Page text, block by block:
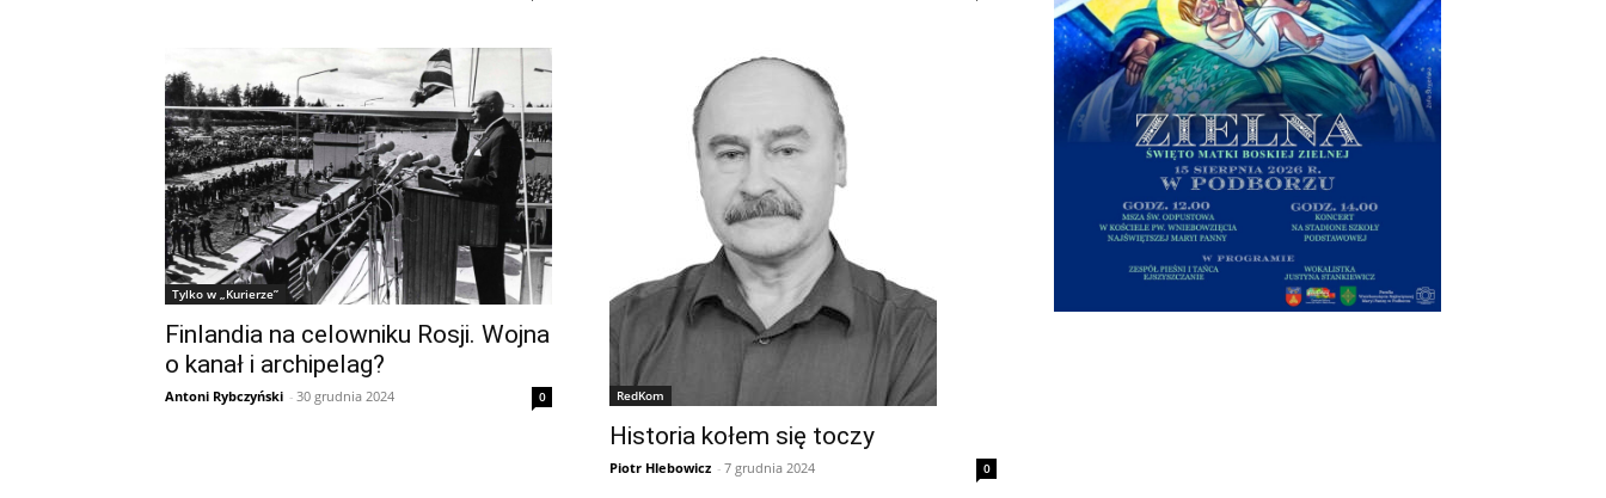
Tylko w „Kurierze”
Finlandia na celowniku Rosji. Wojna
o kanał i archipelag?
Antoni Rybczyński - 30 grudnia 2024 0 RedKom
Historia kołem się toczy
Piotr Hlebowicz - 7 grudnia 2024 0